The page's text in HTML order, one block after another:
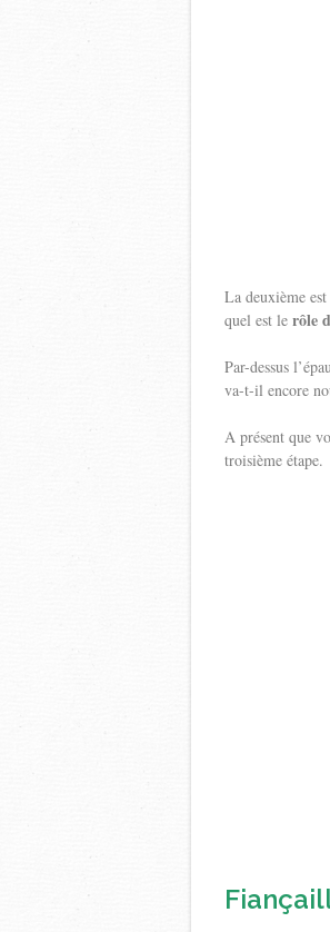
La deuxième
quel est le rôle
Par-dessus
va-t-il encore
A présent que
troisième étape.